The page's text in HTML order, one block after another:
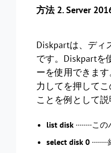
方法 2. Server
Diskpartは、ディ
です。Diskpartを
ーを使用できま
力してを押して
ことを例として
list disk
select disk 0